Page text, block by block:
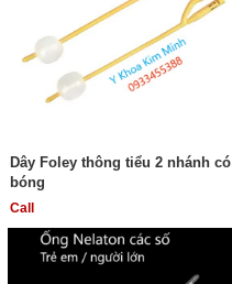
Dây Foley thông tiểu 2 nhánh có
bóng
Call